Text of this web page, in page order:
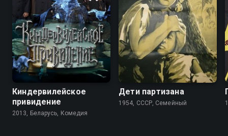
4.7
Киндервилейское
привидение
2013, Беларусь, Комедия
6.4
Дети партизана
1954, СССР, Семейный